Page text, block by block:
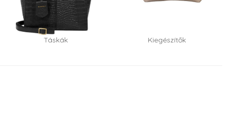
Táskák Kiegészítők